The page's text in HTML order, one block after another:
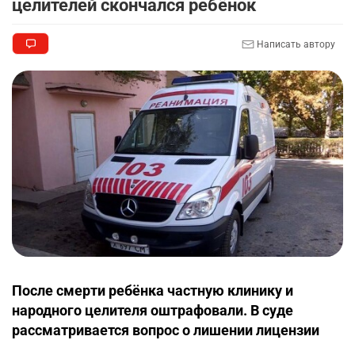
целителей скончался ребёнок
Написать автору
После смерти ребёнка частную клинику и
народного целителя оштрафовали. В суде
рассматривается вопрос о лишении лицензии